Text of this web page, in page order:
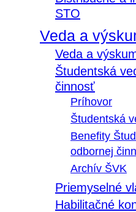
STO
Veda a
Veda a
Študentská
činnosť
Príhovor
Študentská
Benefity
odbornej
Archív ŠVK
Priemyselné
Habilitačné